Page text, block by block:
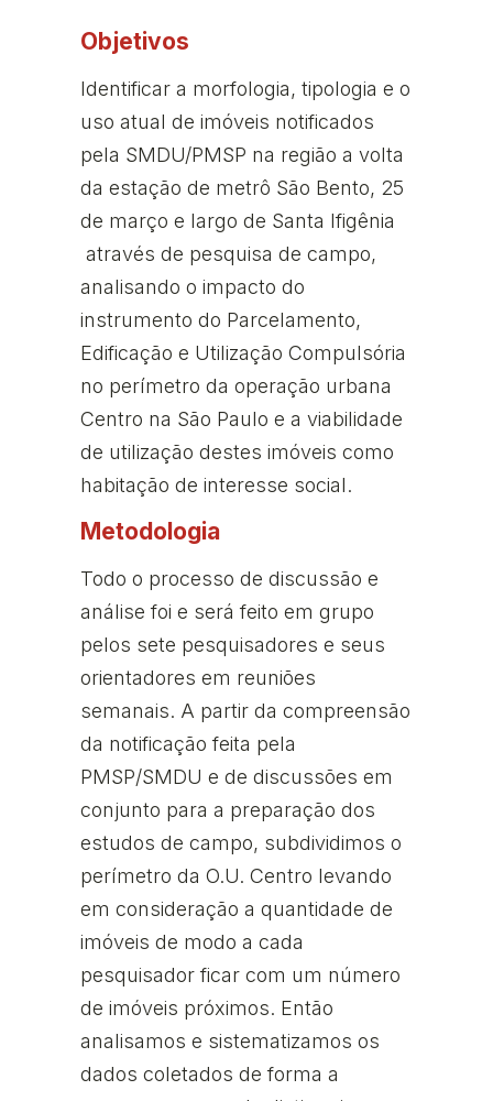
Objetivos
Identificar a morfologia, tipologia e o
uso atual de imóveis notificados
pela SMDU/PMSP na região a volta
da estação de metrô São Bento, 25
de março e largo de Santa Ifigênia
através de pesquisa de campo,
analisando o impacto do
instrumento do Parcelamento,
Edificação e Utilização Compulsória
no perímetro da operação urbana
Centro na São Paulo e a viabilidade
de utilização destes imóveis como
habitação de interesse social.
Metodologia
Todo o processo de discussão e
análise foi e será feito em grupo
pelos sete pesquisadores e seus
orientadores em reuniões
semanais. A partir da compreensão
da notificação feita pela
PMSP/SMDU e de discussões em
conjunto para a preparação dos
estudos de campo, subdividimos o
perímetro da O.U. Centro levando
em consideração a quantidade de
imóveis de modo a cada
pesquisador ficar com um número
de imóveis próximos. Então
analisamos e sistematizamos os
dados coletados de forma a